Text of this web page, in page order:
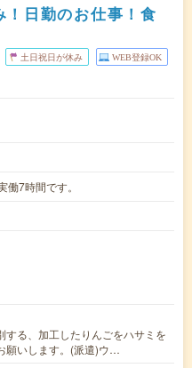
日勤のお仕事！食
土日祝日が休み WEB登録OK
7時間です。
する、加工したりんごをハサミを
願いします。(派遣)ウ…